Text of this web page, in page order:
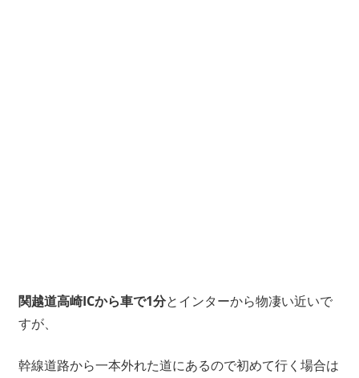
関越道高崎ICから車で1分とインターから物凄い近いで
すが、
幹線道路から一本外れた道にあるので初めて行く場合は